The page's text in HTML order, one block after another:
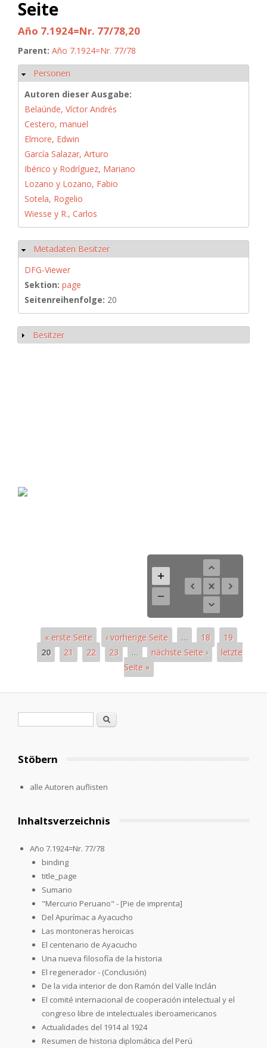
Seite
Año 7.1924=Nr. 77/78,20
Parent: Año 7.1924=Nr. 77/78
Hide
Personen
Autoren dieser Ausgabe:
Belaúnde, Víctor Andrés
Cestero, manuel
Elmore, Edwin
García Salazar, Arturo
Ibérico y Rodríguez, Mariano
Lozano y Lozano, Fabio
Sotela, Rogelio
Wiesse y R., Carlos
Hide
Metadaten Besitzer
DFG-Viewer
Sektion: page
Seitenreihenfolge: 20
Show
Besitzer
« erste Seite ‹ vorherige Seite … 18
19
20
21 22 23 … nächste Seite ›
letzte
Seite »
Search
Stöbern
alle Autoren auflisten
Inhaltsverzeichnis
Año 7.1924=Nr. 77/78
binding
title_page
Sumario
"Mercurio Peruano" - [Pie de imprenta]
Del Apurímac a Ayacucho
Las montoneras heroicas
El centenario de Ayacucho
Una nueva filosofía de la historia
El regenerador - (Conclusión)
De la vida interior de don Ramón del Valle Inclán
El comité internacional de cooperación intelectual y el
congreso libre de intelectuales iberoamericanos
Actualidades del 1914 al 1924
Resumen de historia diplomática del Perú